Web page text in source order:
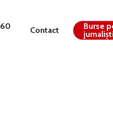
Contact
Burse
jurnaliști